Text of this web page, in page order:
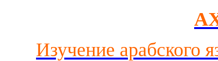
Изучение арабского